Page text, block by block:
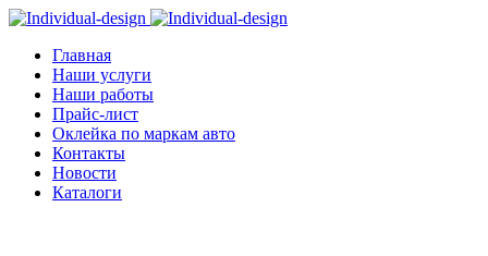
Главная
Наши услуги
Наши работы
Прайс-лист
Оклейка по маркам авто
Контакты
Новости
Каталоги